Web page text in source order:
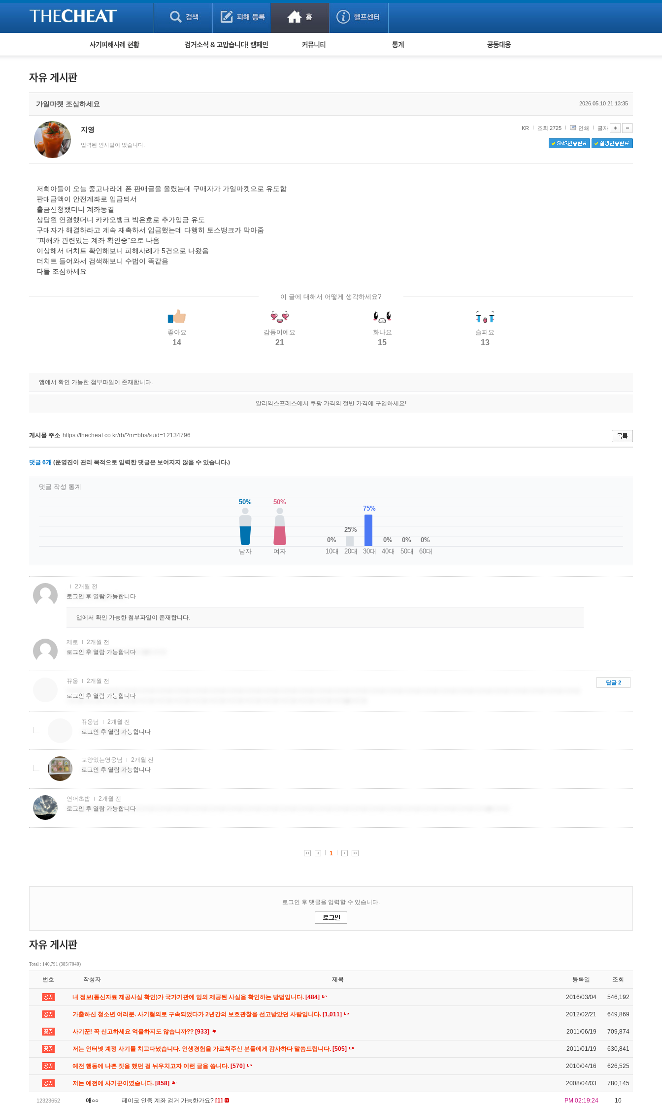
피해사례 현황
보이스피싱 피해사례
유해사이트 목록
비공개 피해사례
검거 소식 사기 예방했어요! 누적 피해사례 통계 피해자 공동대응
가일마켓 조심하세요 2026.05.10 21:13:35
지영
입력된 인사말이 없습니다.
KR 조회 2725 인쇄 글자
저희아들이 오늘 중고나라에 폰 판매글을 올렸는데 구매자가 가일마켓으로 유도함
판매금액이 안전계좌로 입금되서
출금신청했더니 계좌동결
상담원 연결했더니 카카오뱅크 박은호로 추가입금 유도
구매자가 해결하라고 계속 재촉하서 입금했는데 다행히 토스뱅크가 막아줌
"피해와 관련있는 계좌 확인중"으로 나옴
이상해서 더치트 확인해보니 피해사례가 5건으로 나왔음
더치트 들어와서 검색해보니 수법이 똑같음
다들 조심하세요
이 글에 대해서 어떻게 생각하세요?
좋아요
14
감동이에요
21
화나요
15
슬퍼요
13
앱에서 확인 가능한 첨부파일이 존재합니다.
알리익스프레스에서 쿠팡 가격의 절반 가격에 구입하세요!
게시물 주소 https://thecheat.co.kr/rb/?m=bbs&uid=12134796
댓글 6개 (운영진이 관리 목적으로 입력한 댓글은 보여지지 않을 수 있습니다.)
50%
남자
50%
여자
0%
10대
25%
20대
75%
30대
0%
40대
0%
50대
0%
60대
댓글 작성 통계
Total : 140,791 (385/7040)
번호 작성자 제목 등록일 조회
내 정보(통신자료 제공사실 확인)가 국가기관에 임의 제공된 사실을 확인하는 방법입니다. [484] 2016/03/04 546,192
가출하신 청소년 여러분. 사기혐의로 구속되었다가 2년간의 보호관찰을 선고받았던 사람입니다. [1,011] 2012/02/21 649,869
사기꾼! 꼭 신고하세요 억울하지도 않습니까?? [933] 2011/06/19 709,874
저는 인터넷 계정 사기를 치고다녔습니다. 인생경험을 가르쳐주신 분들에게 감사하다 말씀드립니다. [505] 2011/01/19 630,841
예전 행동에 나쁜 짓을 했던 걸 뉘우치고자 이런 글을 씁니다. [570] 2010/04/16 626,525
저는 예전에 사기꾼이였습니다. [858] 2008/04/03 780,145
12323652 애○○ 페이코 인증 계좌 검거 가능한가요? [1] PM 02:19:24 10